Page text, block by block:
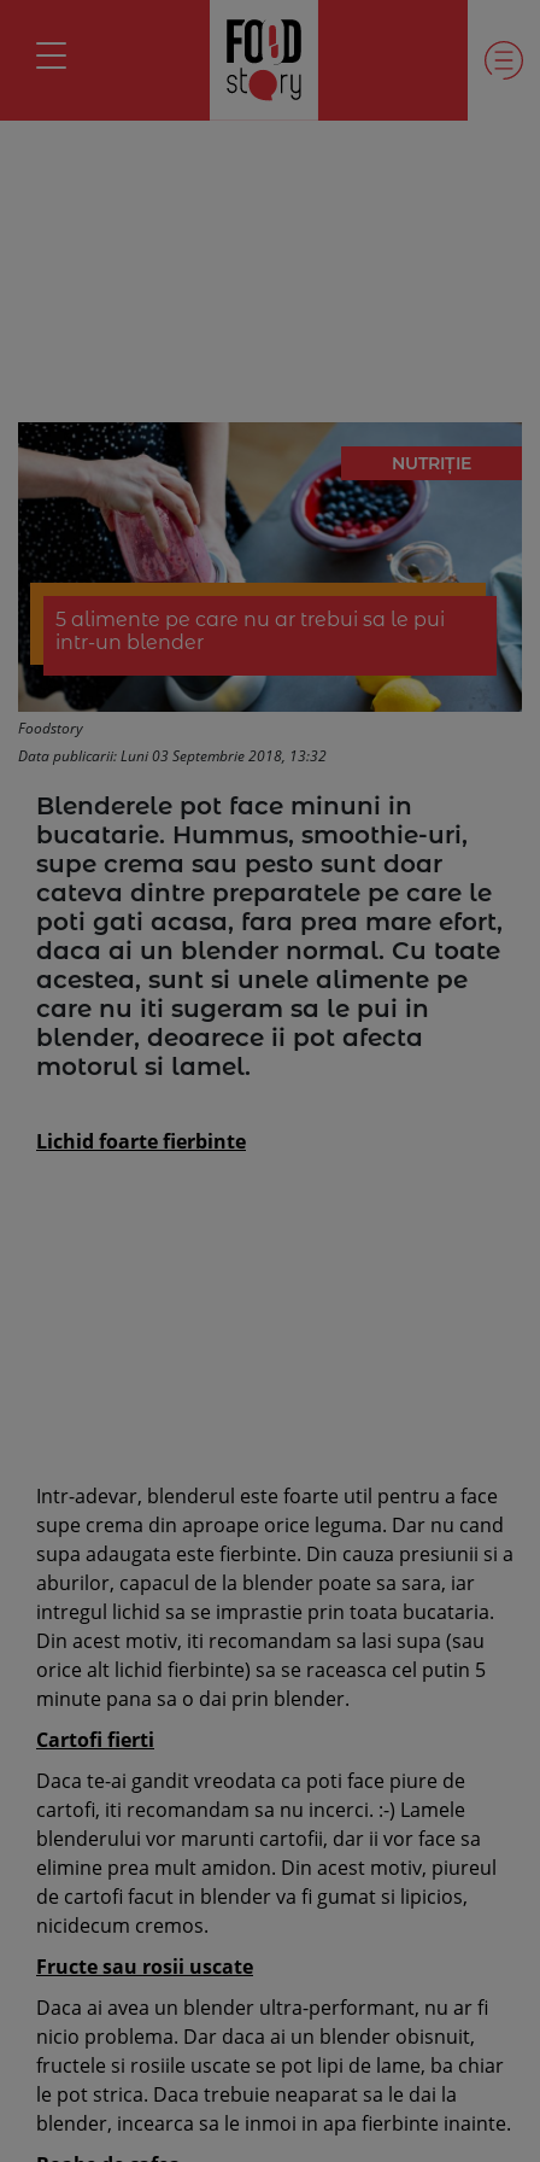
NUTRIȚIE
5 alimente pe care nu ar trebui sa le pui
intr-un blender
Foodstory
Data publicarii: Luni 03 Septembrie 2018, 13:32
Blenderele pot face minuni in
bucatarie. Hummus, smoothie-uri,
supe crema sau pesto sunt doar
cateva dintre preparatele pe care le
poti gati acasa, fara prea mare efort,
daca ai un blender normal. Cu toate
acestea, sunt si unele alimente pe
care nu iti sugeram sa le pui in
blender, deoarece ii pot afecta
motorul si lamel.
Lichid foarte fierbinte
Intr-adevar, blenderul este foarte util pentru a face
supe crema din aproape orice leguma. Dar nu cand
supa adaugata este fierbinte. Din cauza presiunii si a
aburilor, capacul de la blender poate sa sara, iar
intregul lichid sa se imprastie prin toata bucataria.
Din acest motiv, iti recomandam sa lasi supa (sau
orice alt lichid fierbinte) sa se raceasca cel putin 5
minute pana sa o dai prin blender.
Cartofi fierti
Daca te-ai gandit vreodata ca poti face piure de
cartofi, iti recomandam sa nu incerci. :-) Lamele
blenderului vor marunti cartofii, dar ii vor face sa
elimine prea mult amidon. Din acest motiv, piureul
de cartofi facut in blender va fi gumat si lipicios,
nicidecum cremos.
Fructe sau rosii uscate
Daca ai avea un blender ultra-performant, nu ar fi
nicio problema. Dar daca ai un blender obisnuit,
fructele si rosiile uscate se pot lipi de lame, ba chiar
le pot strica. Daca trebuie neaparat sa le dai la
blender, incearca sa le inmoi in apa fierbinte inainte.